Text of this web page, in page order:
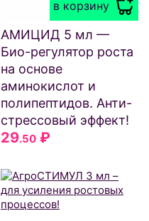
в корзину
АМИЦИД 5 мл —
Био-регулятор роста
на основе
аминокислот и
полипептидов. Анти-
стрессовый эффект!
29.50 ₽